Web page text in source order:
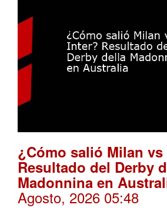
¿Cómo salió Milan
Resultado del Derby
Madonnina en
Agosto, 2026 05:48